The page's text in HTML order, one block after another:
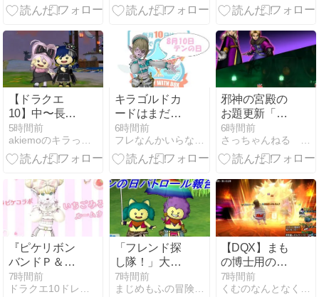
します
FX2年目、初
をだいじに」
【ドラクエ
10】中〜長期
展望
5時間前
akiemoのキラっと水のブログ
キラゴルドカ
ードはまだお
あずけ 14周年
最初のテンの
日
6時間前
フレなんかいらない！
邪神の宮殿の
お題更新「闇
に堕ちた英雄
の幻影」
（2026年8月
8月24日）。
6時間前
さっちゃんねる DQX
『ピケリボン
バンドＰ＆ピ
ケモコソック
スＰ』で「い
7時間前
ドラクエ10ドレスアップちゅ
「フレンド探
し隊！」大盛
況！ テンの日
情報まとめ
7時間前
まじめもふの冒険日誌
【DQX】まも
の博士用のド
ラキーを作っ
てきたお話
7時間前
くむのなんとなくきまぐれに。 毎日更新！